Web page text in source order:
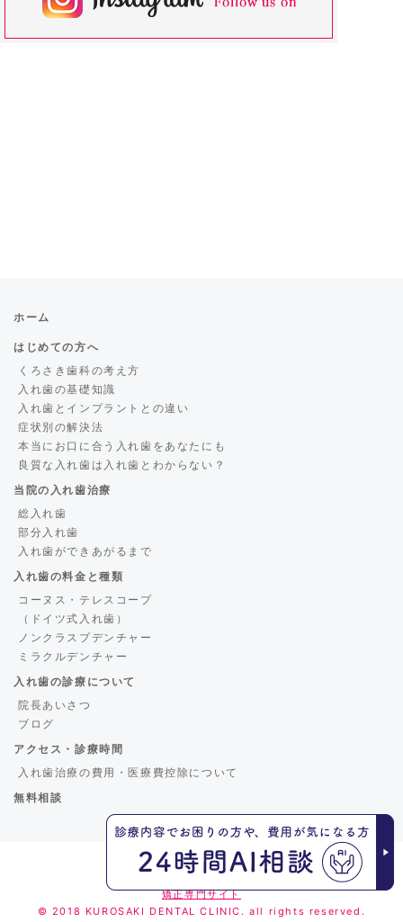
ホーム
はじめての方へ
くろさき歯科の考え方
入れ歯の基礎知識
入れ歯とインプラントとの違い
症状別の解決法
本当にお口に合う入れ歯をあなたにも
良質な入れ歯は入れ歯とわからない？
当院の入れ歯治療
総入れ歯
部分入れ歯
入れ歯ができあがるまで
入れ歯の料金と種類
コーヌス・テレスコープ
（ドイツ式入れ歯）
ノンクラスプデンチャー
ミラクルデンチャー
入れ歯の診療について
院長あいさつ
ブログ
アクセス・診療時間
入れ歯治療の費用・医療費控除について
無料相談
くろさき歯科
矯正専門サイト
© 2018 KUROSAKI DENTAL CLINIC. all rights reserved.